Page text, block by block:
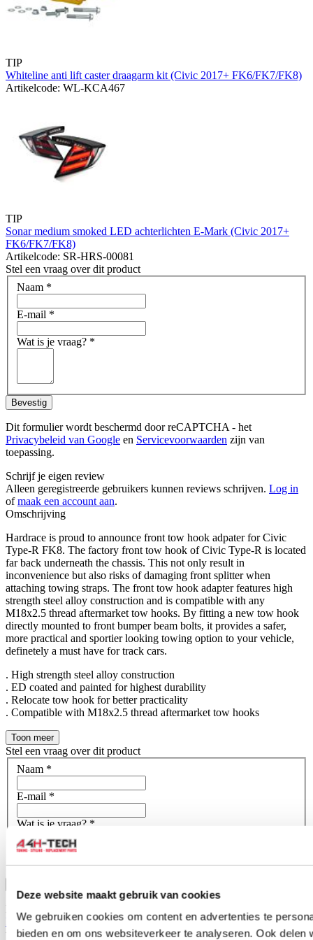
Deze website maakt gebruik van cookies
We gebruiken cookies om content en advertenties te
bieden en om ons websiteverkeer te analyseren. Ook
TIP
Whiteline anti lift caster draagarm kit (Civic 2017+ FK6/FK7/FK8)
Artikelcode: WL-KCA467
TIP
Sonar medium smoked LED achterlichten E-Mark (Civic 2017+
FK6/FK7/FK8)
Artikelcode: SR-HRS-00081
Stel een vraag over dit product
Naam *
E-mail *
Wat is je vraag? *
Bevestig
Dit formulier wordt beschermd door reCAPTCHA - het
Privacybeleid van Google en Servicevoorwaarden zijn van
toepassing.
Schrijf je eigen review
Alleen geregistreerde gebruikers kunnen reviews schrijven. Log in
ofmaak een account aan.
Omschrijving
Hardrace is proud to announce front tow hook adpater for Civic
Type-R FK8. The factory front tow hook of Civic Type-R is located
far back underneath the chassis. This not only result in
inconvenience but also risks of damaging front splitter when
attaching towing straps. The front tow hook adapter features high
strength steel alloy construction and is compatible with any
M18x2.5 thread aftermarket tow hooks. By fitting a new tow hook
directly mounted to front bumper beam bolts, it provides a safer,
more practical and sportier looking towing option to your vehicle,
definetely a must have for track cars.
. High strength steel alloy construction
. ED coated and painted for highest durability
. Relocate tow hook for better practicality
. Compatible with M18x2.5 thread aftermarket tow hooks
Toon meer
Stel een vraag over dit product
Naam *
E-mail *
Wat is je vraag? *
Dit formulier wordt beschermd door reCAPTCHA - het
Privacybeleid van GoogleenServicevoorwaardenzijn van
toepassing.